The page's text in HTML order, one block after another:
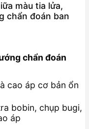
màu tia lửa,
chẩn đoán ban
chẩn đoán
cao áp cơ bản ổn
bobin, chụp bugi,
áp